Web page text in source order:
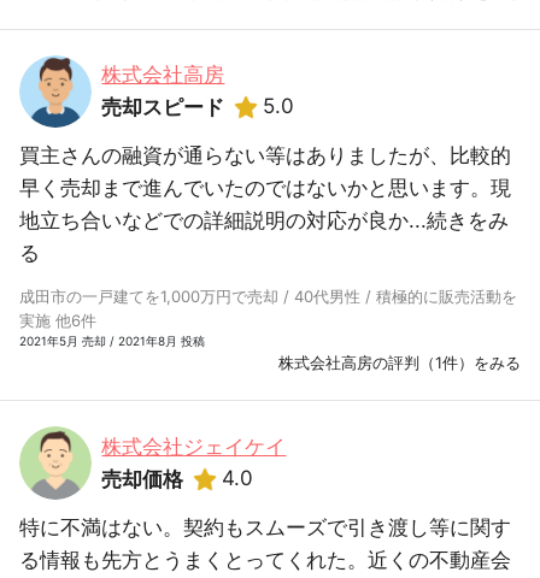
株式会社高房
売却スピード
5.0
買主さんの融資が通らない等はありましたが、比較的
早く売却まで進んでいたのではないかと思います。現
地立ち合いなどでの詳細説明の対応が良か...続きをみ
る
成田市の一戸建てを1,000万円で売却 / 40代男性 / 積極的に販売活動を
実施 他6件
2021年5月 売却 / 2021年8月 投稿
株式会社高房の評判（1件）をみる
株式会社ジェイケイ
売却価格
4.0
特に不満はない。契約もスムーズで引き渡し等に関す
る情報も先方とうまくとってくれた。近くの不動産会